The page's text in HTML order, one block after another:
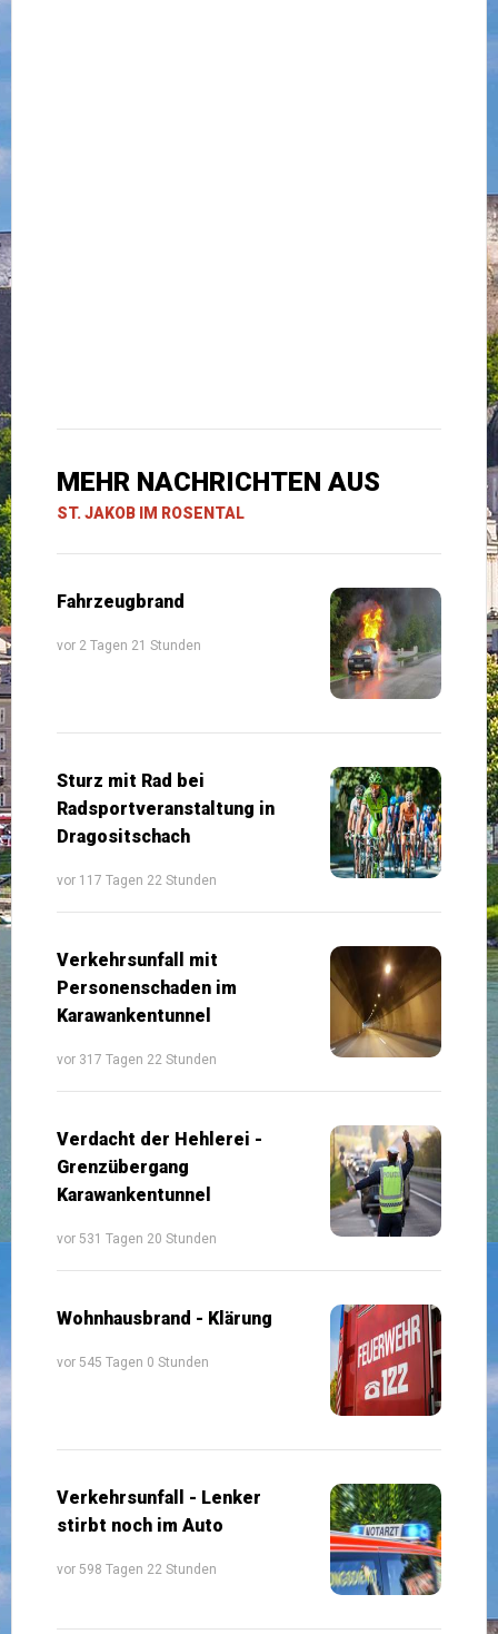
MEHR NACHRICHTEN AUS
ST. JAKOB IM ROSENTAL
Fahrzeugbrand
vor 2 Tagen 21 Stunden
Sturz mit Rad bei
Radsportveranstaltung in
Dragositschach
vor 117 Tagen 22 Stunden
Verkehrsunfall mit
Personenschaden im
Karawankentunnel
vor 317 Tagen 22 Stunden
Verdacht der Hehlerei -
Grenzübergang
Karawankentunnel
vor 531 Tagen 20 Stunden
Wohnhausbrand - Klärung
vor 545 Tagen 0 Stunden
Verkehrsunfall - Lenker
stirbt noch im Auto
vor 598 Tagen 22 Stunden